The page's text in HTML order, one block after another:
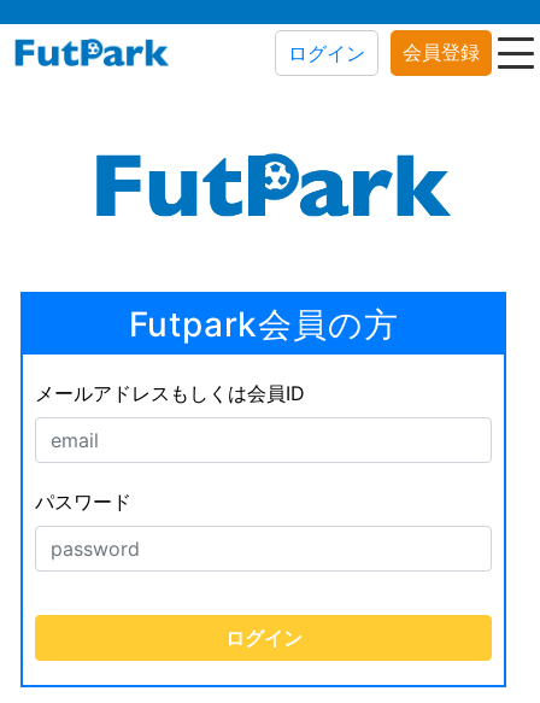
ログイン 会員登録
Futpark会員の方
メールアドレスもしくは会員ID
パスワード